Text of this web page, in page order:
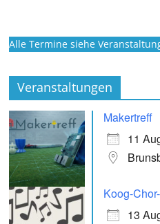
Alle Termine siehe
Veranstaltungen
Makertreff
11
Koog-
13